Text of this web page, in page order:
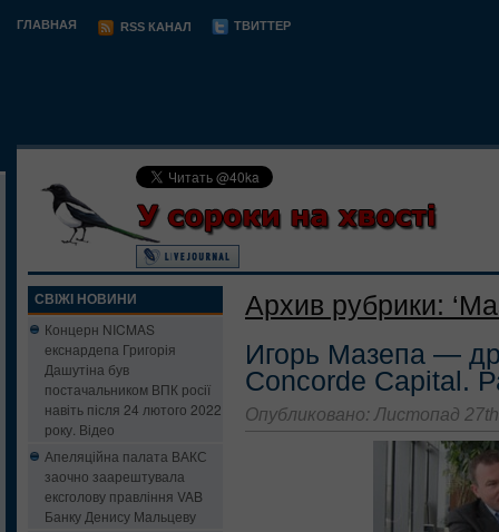
ГЛАВНАЯ RSS КАНАЛ ТВИТТЕР
СВІЖІ НОВИНИ
Концерн NICMAS
екснардепа Григорія
Дашутіна був
постачальником ВПК росії
навіть після 24 лютого 2022
року. Відео
Апеляційна палата ВАКС
заочно заарештувала
ексголову правління VAB
Банку Денису Мальцеву
Архив рубрики:
Игорь Мазепа —
Concorde Capital.
Опубликовано: Листопад